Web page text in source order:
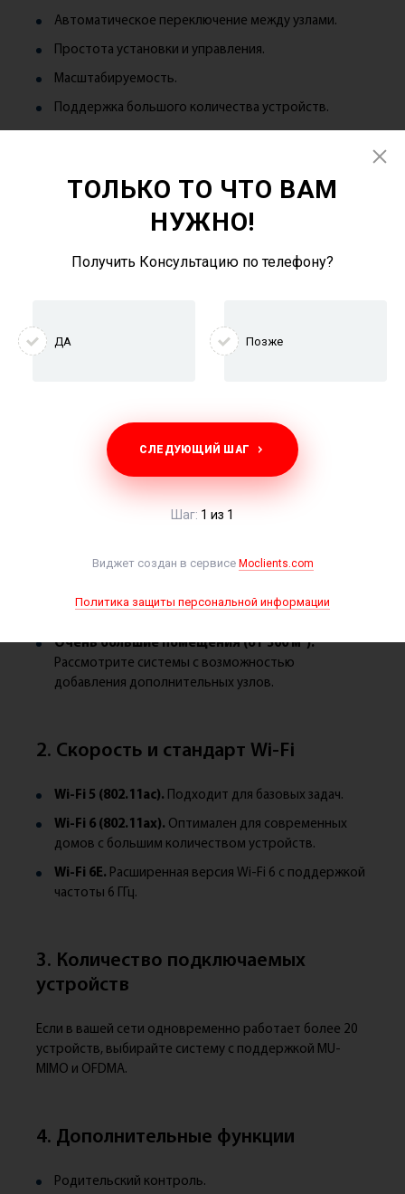
Автоматическое переключение между узлами.
Простота установки и управления.
Масштабируемость.
Поддержка большого количества устройств.
Минусы:
Не всегда оправдана для маленьких помещений.
систему
1. Определите площадь покрытия
комплекта из 2 узлов.
Коттедж или большой офис (100–300 м²).
Очень большие помещения (от 300 м²).
Рассмотрите системы с возможностью
добавления дополнительных узлов.
2. Скорость и стандарт Wi-Fi
Wi-Fi 5 (802.11ac). Подходит для базовых задач.
Wi-Fi 6 (802.11ax). Оптимален для современных
домов с большим количеством устройств.
Wi-Fi 6E. Расширенная версия Wi-Fi 6 с поддержкой
частоты 6 ГГц.
3. Количество подключаемых
устройств
Если в вашей сети одновременно работает более 20
устройств, выбирайте систему с поддержкой MU-
MIMO и OFDMA.
4. Дополнительные функции
Родительский контроль.
ТОЛЬКО ТО ЧТО ВАМ
НУЖНО!
Получить Консультацию по телефону?
ДА Позже
СЛЕДУЮЩИЙ ШАГ
Шаг: 1 из 1
Виджет создан в сервисе Moclients.com
Политика защиты персональной информации